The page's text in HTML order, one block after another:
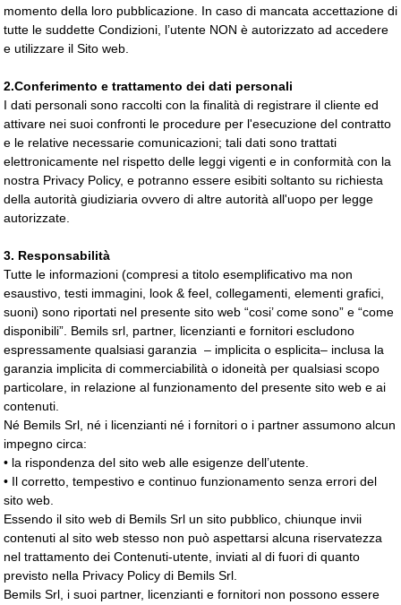
momento della loro pubblicazione. In caso di mancata accettazione di
tutte le suddette Condizioni, l’utente NON è autorizzato ad accedere
e utilizzare il Sito web.
2.Conferimento e trattamento dei dati personali
I dati personali sono raccolti con la finalità di registrare il cliente ed
attivare nei suoi confronti le procedure per l'esecuzione del contratto
e le relative necessarie comunicazioni; tali dati sono trattati
elettronicamente nel rispetto delle leggi vigenti e in conformità con la
nostra Privacy Policy, e potranno essere esibiti soltanto su richiesta
della autorità giudiziaria ovvero di altre autorità all'uopo per legge
autorizzate.
3. Responsabilità
Tutte le informazioni (compresi a titolo esemplificativo ma non
esaustivo, testi immagini, look & feel, collegamenti, elementi grafici,
suoni) sono riportati nel presente sito web “cosi’ come sono” e “come
disponibili”. Bemils srl, partner, licenzianti e fornitori escludono
espressamente qualsiasi garanzia – implicita o esplicita– inclusa la
garanzia implicita di commerciabilità o idoneità per qualsiasi scopo
particolare, in relazione al funzionamento del presente sito web e ai
contenuti.
Né Bemils Srl, né i licenzianti né i fornitori o i partner assumono alcun
impegno circa:
• la rispondenza del sito web alle esigenze dell’utente.
• Il corretto, tempestivo e continuo funzionamento senza errori del
sito web.
Essendo il sito web di Bemils Srl un sito pubblico, chiunque invii
contenuti al sito web stesso non può aspettarsi alcuna riservatezza
nel trattamento dei Contenuti-utente, inviati al di fuori di quanto
previsto nella Privacy Policy di Bemils Srl.
Bemils Srl, i suoi partner, licenzianti e fornitori non possono essere